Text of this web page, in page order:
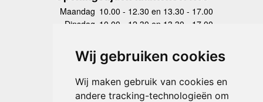
Wij gebruiken cookies
Wij maken gebruik van cookies en
andere tracking-technologieën om
Maandag 10.00 - 12.30 en 13.30 - 17.00
Dinsdag 10.00 - 12.30 en 13.30 - 17.00
Donderdag
10.00 - 12.30 en 13.30 - 17.00
Vrijdag 10.00 - 12.30 en 13.30 - 17.00
Zaterdag
gesloten
Zondag gesloten